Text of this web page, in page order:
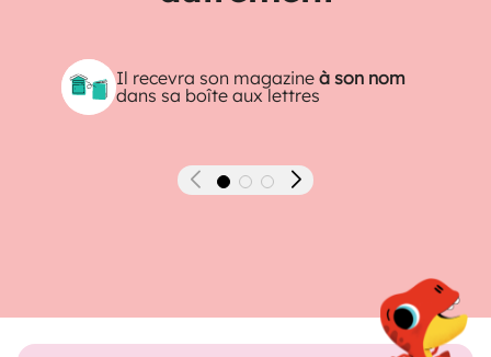
Il recevra son magazineà son nom
dans sa boîte aux lettres
Précédent Suivant